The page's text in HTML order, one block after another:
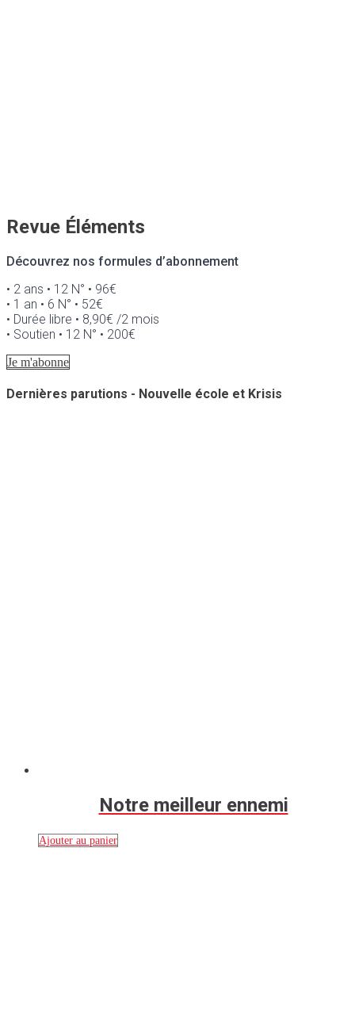
Revue Éléments
Découvrez nos formules d’abonnement
• 2 ans • 12 N° • 96€
• 1 an • 6 N° • 52€
• Durée libre • 8,90€ /2 mois
• Soutien • 12 N° • 200€
Je m'abonne
Dernières parutions - Nouvelle école et Krisis
Notre meilleur ennemi
Ajouter au panier